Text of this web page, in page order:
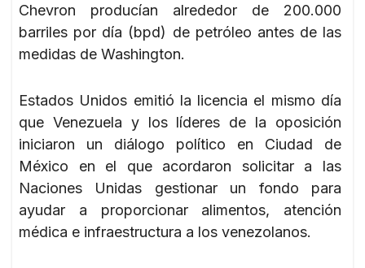
Chevron producían alrededor de 200.000
barriles por día (bpd) de petróleo antes de las
medidas de Washington.
Estados Unidos emitió la licencia el mismo día
que Venezuela y los líderes de la oposición
iniciaron un diálogo político en Ciudad de
México en el que acordaron solicitar a las
Naciones Unidas gestionar un fondo para
ayudar a proporcionar alimentos, atención
médica e infraestructura a los venezolanos.